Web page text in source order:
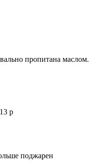
пропитана маслом.
р
поджарен